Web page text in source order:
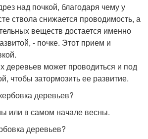
над почкой, благодаря чему у
ствола снижается проводимость, а
веществ достается именно
- почке. Этот прием и
деревьев может проводиться и под
чтобы затормозить ее развитие.
деревьев?
или в самом начале весны.
деревьев?